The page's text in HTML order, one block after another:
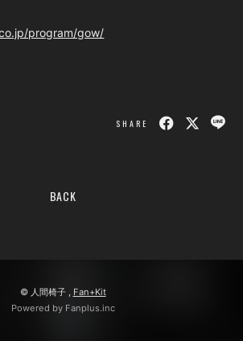
ログイン
program/gow/
SHARE
BACK
© 人間椅子 , Fan+Kit
Powered by Fanplus.inc